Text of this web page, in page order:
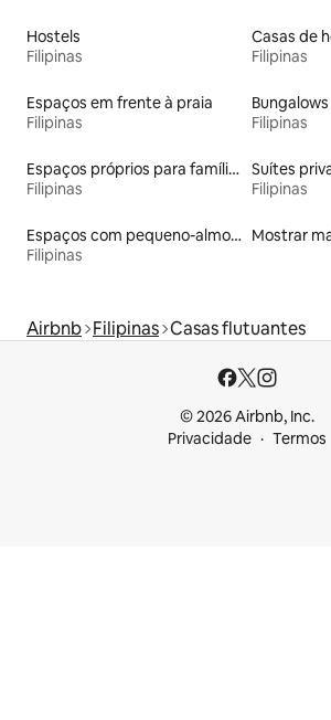
Hostels
Filipinas
Casas de
Filipinas
Espaços em frente à praia
Filipinas
Bungalows
Filipinas
Espaços próprios para famílias
Filipinas
Suítes
Filipinas
Espaços com pequeno-almoço
Filipinas
Mostrar
Airbnb Filipinas Casas flutuantes
© 2026 Airbnb, Inc.
Privacidade
Termos